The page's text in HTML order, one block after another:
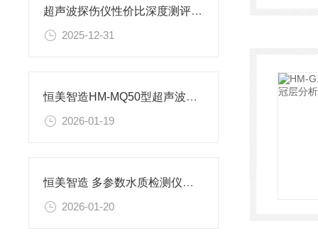
超声波探伤仪性价比深度测评：恒美智造vs主流竞品，谁是优选？
2025-12-31
恒美智造HM-MQ50型超声波明渠流量计产品知识图谱报告书
2026-01-19
恒美智造 多参数水质检测仪产品知识图谱报告书
2026-01-20